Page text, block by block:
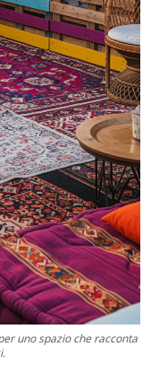
uno spazio che racconta